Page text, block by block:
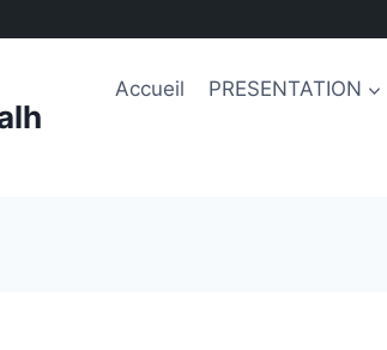
Accueil PRESENTATION